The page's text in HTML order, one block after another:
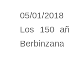
05/01/2018
Los 150
Berbinzana